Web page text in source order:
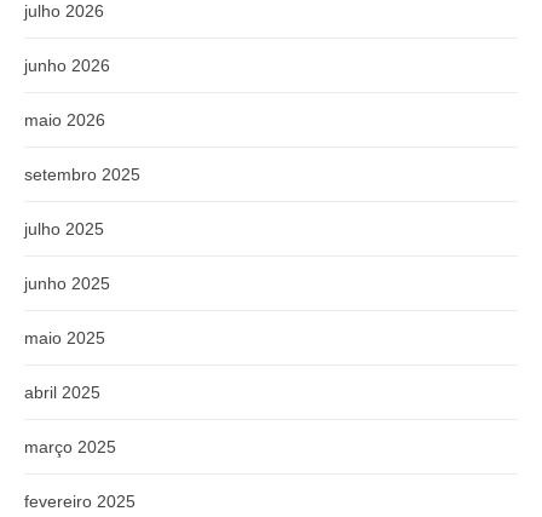
julho 2026
junho 2026
maio 2026
setembro 2025
julho 2025
junho 2025
maio 2025
abril 2025
março 2025
fevereiro 2025